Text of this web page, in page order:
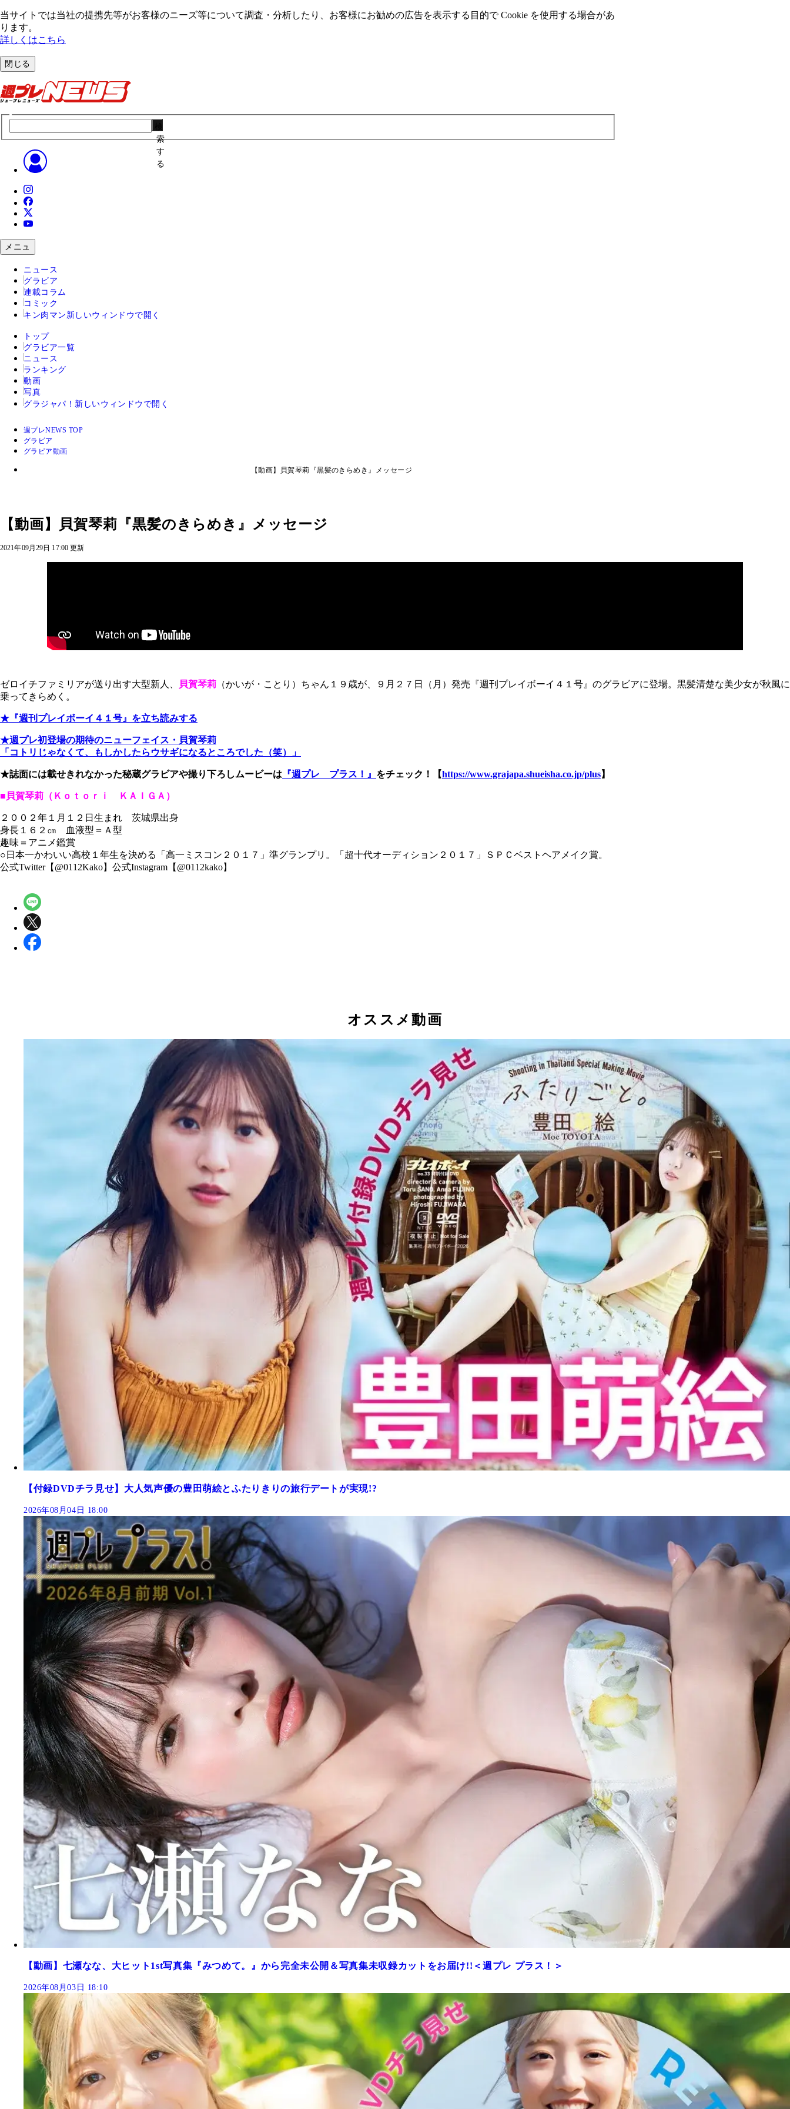
当サイトでは当社の提携先等がお客様のニーズ等について調査・分析したり、お客様にお勧めの広告を表⽰する⽬的で Cookie を使⽤する場合があ
ります。
詳しくはこちら
閉じる
索
す
る
メニュ
ニュース
グラビア
連載コラム
コミック
キン肉マン 新しいウィンドウで開く
トップ
グラビア一覧
ニュース
ランキング
動画
写真
グラジャパ！ 新しいウィンドウで開く
週プレNEWS TOP
グラビア
グラビア動画
【動画】貝賀琴莉『黒髪のきらめき』メッセージ
【動画】貝賀琴莉『黒髪のきらめき』メッセージ
2021年09月29日 17:00 更新
ゼロイチファミリアが送り出す大型新人、 貝賀琴莉 （かいが・ことり）ちゃん１９歳が、９月２７日（月）発売『週刊プレイボーイ４１号』のグラビアに登場。黒髪清楚な美少女が秋風に
乗ってきらめく。
★『週刊プレイボーイ４１号』を立ち読みする
★週プレ初登場の期待のニューフェイス・貝賀琴莉
「コトリじゃなくて、もしかしたらウサギになるところでした（笑）」
★誌面には載せきれなかった秘蔵グラビアや撮り下ろしムービーは 『週プレ プラス！』 をチェック！【https://www.grajapa.shueisha.co.jp/plus】
■貝賀琴莉（Ｋｏｔｏｒｉ ＫＡＩＧＡ）
２００２年１月１２日生まれ 茨城県出身
身長１６２㎝ 血液型＝Ａ型
趣味＝アニメ鑑賞
○日本一かわいい高校１年生を決める「高一ミスコン２０１７」準グランプリ。「超十代オーディション２０１７」ＳＰＣベストヘアメイク賞。
公式Twitter【@0112Kako】公式Instagram【@0112kako】
オススメ動画
【付録DVDチラ見せ】大人気声優の豊田萌絵とふたりきりの旅行デートが実現!?
2026年08月04日 18:00
【動画】七瀬なな、大ヒット1st写真集『みつめて。』から完全未公開＆写真集未収録カットをお届け!!＜週プレ プラス！＞
2026年08月03日 18:10